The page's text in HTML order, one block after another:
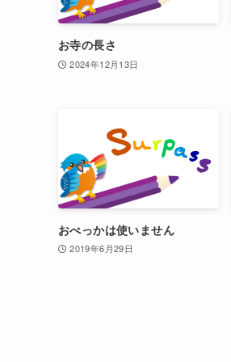
お寺の長さ
2024年12月13日
おべっかは使いません
2019年6月29日